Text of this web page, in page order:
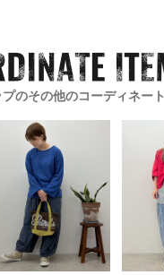
のその他のコーディネート